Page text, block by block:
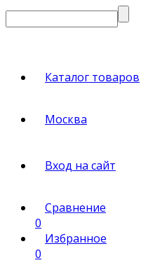
Каталог товаров
Москва
Вход на сайт
Сравнение
0
Избранное
0